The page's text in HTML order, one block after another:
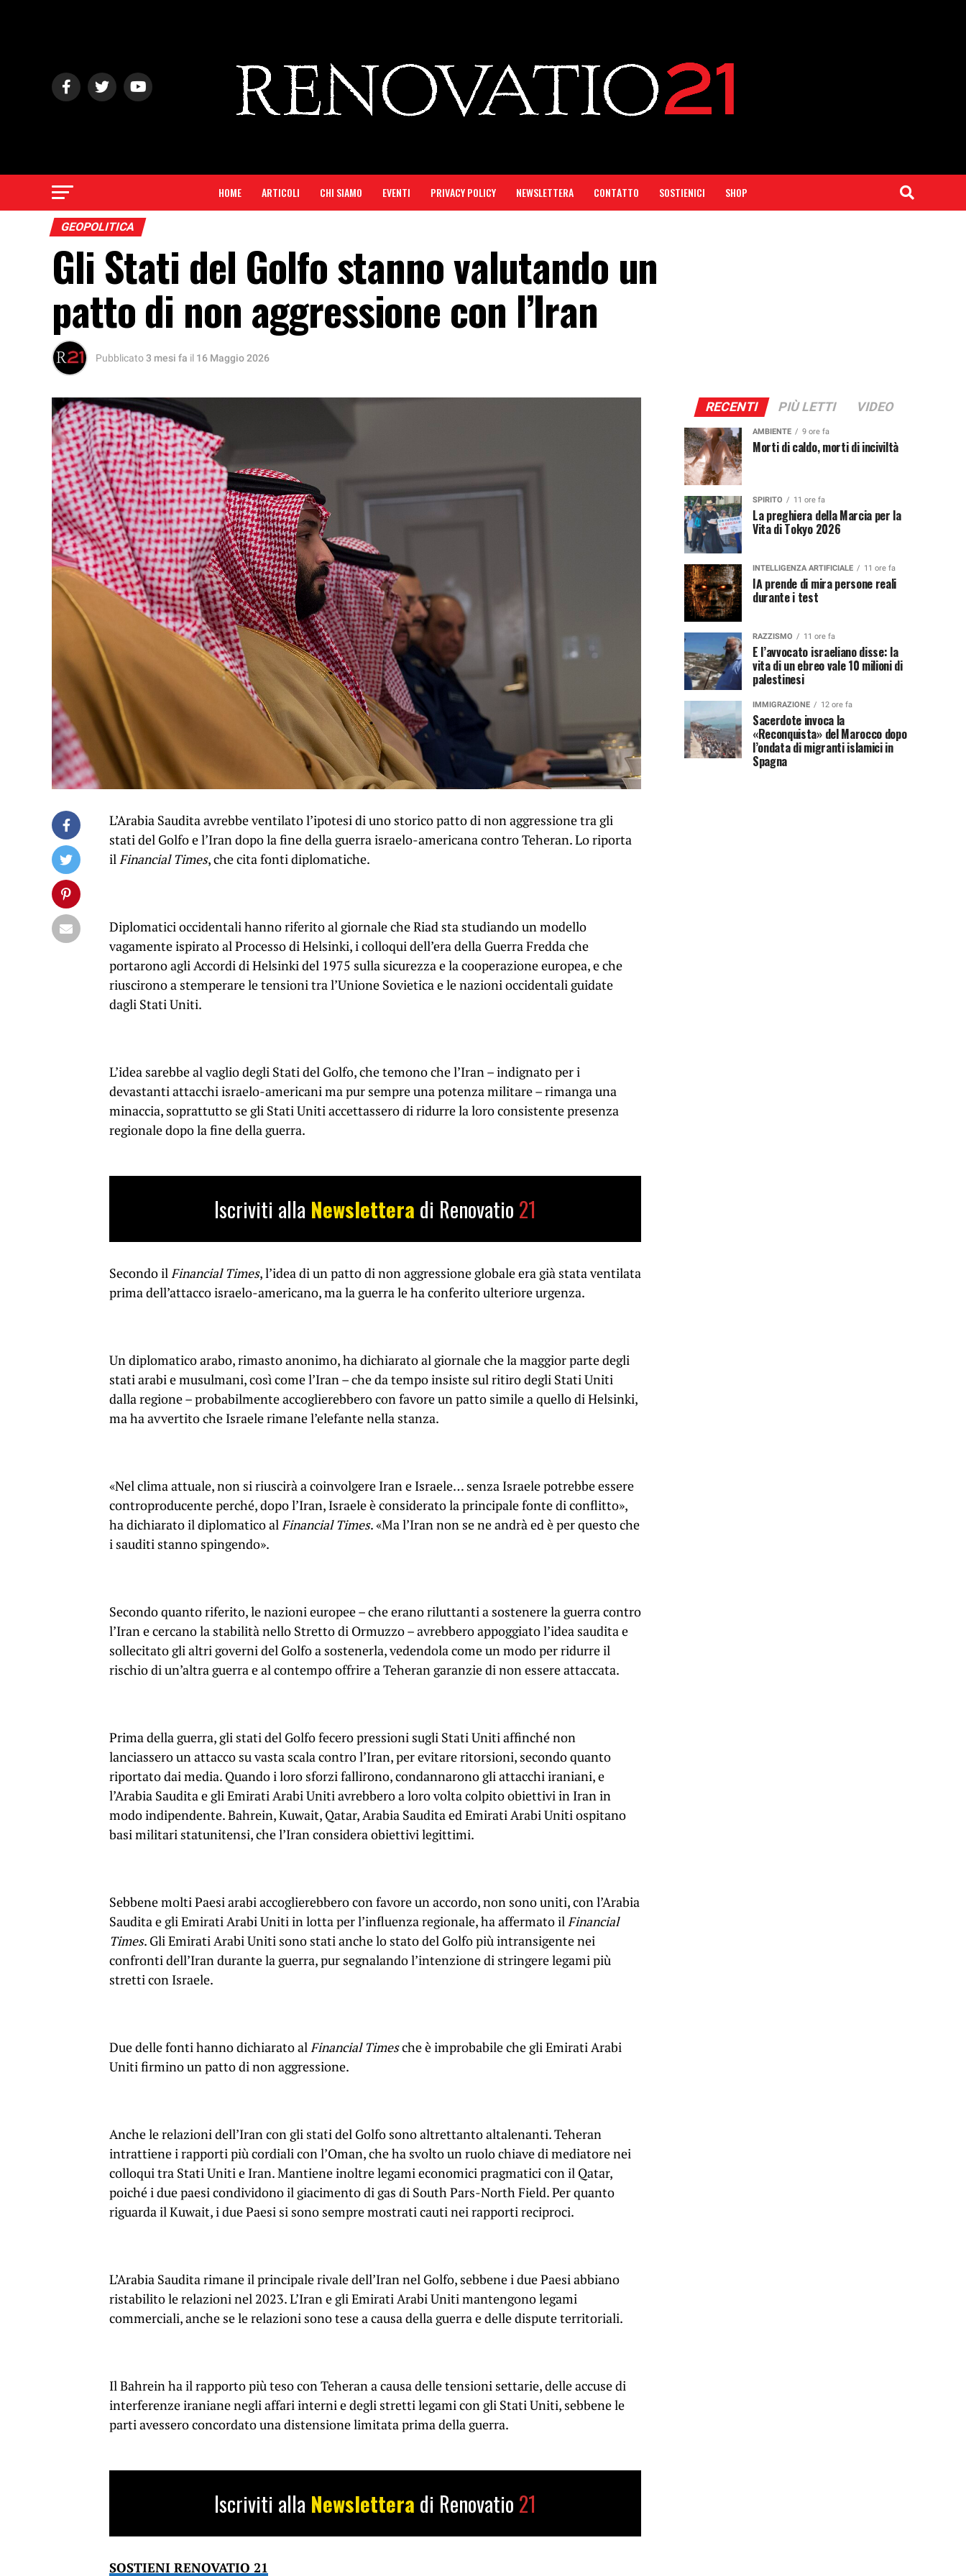
HOME ARTICOLI CHI SIAMO EVENTI PRIVACY POLICY NEWSLETTERA CONTATTO SOSTIENICI SHOP
GEOPOLITICA
Gli Stati del Golfo stanno valutando un
patto di non aggressione con l’Iran
Pubblicato3 mesi fa il 16 Maggio 2026
L’Arabia Saudita avrebbe ventilato l’ipotesi di uno storico patto di non aggressione tra gli
stati del Golfo e l’Iran dopo la fine della guerra israelo-americana contro Teheran. Lo riporta
ilFinancial Times, che cita fonti diplomatiche.
Diplomatici occidentali hanno riferito al giornale che Riad sta studiando un modello
vagamente ispirato al Processo di Helsinki, i colloqui dell’era della Guerra Fredda che
portarono agli Accordi di Helsinki del 1975 sulla sicurezza e la cooperazione europea, e che
riuscirono a stemperare le tensioni tra l’Unione Sovietica e le nazioni occidentali guidate
dagli Stati Uniti.
L’idea sarebbe al vaglio degli Stati del Golfo, che temono che l’Iran – indignato per i
devastanti attacchi israelo-americani ma pur sempre una potenza militare – rimanga una
minaccia, soprattutto se gli Stati Uniti accettassero di ridurre la loro consistente presenza
regionale dopo la fine della guerra.
Iscriviti alla Newslettera di Renovatio 21
Secondo ilFinancial Times, l’idea di un patto di non aggressione globale era già stata ventilata
prima dell’attacco israelo-americano, ma la guerra le ha conferito ulteriore urgenza.
Un diplomatico arabo, rimasto anonimo, ha dichiarato al giornale che la maggior parte degli
stati arabi e musulmani, così come l’Iran – che da tempo insiste sul ritiro degli Stati Uniti
dalla regione – probabilmente accoglierebbero con favore un patto simile a quello di Helsinki,
ma ha avvertito che Israele rimane l’elefante nella stanza.
«Nel clima attuale, non si riuscirà a coinvolgere Iran e Israele… senza Israele potrebbe essere
controproducente perché, dopo l’Iran, Israele è considerato la principale fonte di conflitto»,
ha dichiarato il diplomatico alFinancial Times. «Ma l’Iran non se ne andrà ed è per questo che
i sauditi stanno spingendo».
Secondo quanto riferito, le nazioni europee – che erano riluttanti a sostenere la guerra contro
l’Iran e cercano la stabilità nello Stretto di Ormuzzo – avrebbero appoggiato l’idea saudita e
sollecitato gli altri governi del Golfo a sostenerla, vedendola come un modo per ridurre il
rischio di un’altra guerra e al contempo offrire a Teheran garanzie di non essere attaccata.
Prima della guerra, gli stati del Golfo fecero pressioni sugli Stati Uniti affinché non
lanciassero un attacco su vasta scala contro l’Iran, per evitare ritorsioni, secondo quanto
riportato dai media. Quando i loro sforzi fallirono, condannarono gli attacchi iraniani, e
l’Arabia Saudita e gli Emirati Arabi Uniti avrebbero a loro volta colpito obiettivi in Iran in
modo indipendente. Bahrein, Kuwait, Qatar, Arabia Saudita ed Emirati Arabi Uniti ospitano
basi militari statunitensi, che l’Iran considera obiettivi legittimi.
Sebbene molti Paesi arabi accoglierebbero con favore un accordo, non sono uniti, con l’Arabia
Saudita e gli Emirati Arabi Uniti in lotta per l’influenza regionale, ha affermato ilFinancial
Times. Gli Emirati Arabi Uniti sono stati anche lo stato del Golfo più intransigente nei
confronti dell’Iran durante la guerra, pur segnalando l’intenzione di stringere legami più
stretti con Israele.
Due delle fonti hanno dichiarato alFinancial Timesche è improbabile che gli Emirati Arabi
Uniti firmino un patto di non aggressione.
Anche le relazioni dell’Iran con gli stati del Golfo sono altrettanto altalenanti. Teheran
intrattiene i rapporti più cordiali con l’Oman, che ha svolto un ruolo chiave di mediatore nei
colloqui tra Stati Uniti e Iran. Mantiene inoltre legami economici pragmatici con il Qatar,
poiché i due paesi condividono il giacimento di gas di South Pars-North Field. Per quanto
riguarda il Kuwait, i due Paesi si sono sempre mostrati cauti nei rapporti reciproci.
L’Arabia Saudita rimane il principale rivale dell’Iran nel Golfo, sebbene i due Paesi abbiano
ristabilito le relazioni nel 2023. L’Iran e gli Emirati Arabi Uniti mantengono legami
commerciali, anche se le relazioni sono tese a causa della guerra e delle dispute territoriali.
Il Bahrein ha il rapporto più teso con Teheran a causa delle tensioni settarie, delle accuse di
interferenze iraniane negli affari interni e degli stretti legami con gli Stati Uniti, sebbene le
parti avessero concordato una distensione limitata prima della guerra.
Iscriviti alla Newslettera di Renovatio 21
SOSTIENI RENOVATIO 21
RECENTI PIÙ LETTI VIDEO
AMBIENTE 9 ore fa
Morti di caldo, morti di inciviltà
SPIRITO 11 ore fa
La preghiera della Marcia per la
Vita di Tokyo 2026
INTELLIGENZA ARTIFICIALE 11 ore fa
IA prende di mira persone reali
durante i test
RAZZISMO 11 ore fa
E l’avvocato israeliano disse: la
vita di un ebreo vale 10 milioni di
palestinesi
IMMIGRAZIONE 12 ore fa
Sacerdote invoca la
«Reconquista» del Marocco dopo
l’ondata di migranti islamici in
Spagna